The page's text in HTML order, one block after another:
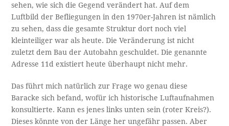
sehen, wie sich die Gegend verändert hat. Auf dem
Luftbild der Befliegungen in den 1970er-Jahren ist nämlich
zu sehen, dass die gesamte Struktur dort noch viel
kleinteiliger war als heute. Die Veränderung ist nicht
zuletzt dem Bau der Autobahn geschuldet. Die genannte
Adresse 11d existiert heute überhaupt nicht mehr.
Das führt mich natürlich zur Frage wo genau diese
Baracke sich befand, wofür ich historische Luftaufnahmen
konsultierte. Kann es jenes links unten sein (roter Kreis?).
Dieses könnte von der Länge her ungefähr passen. Aber